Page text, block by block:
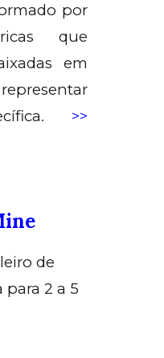
por
que
em
>>
de
2 a 5